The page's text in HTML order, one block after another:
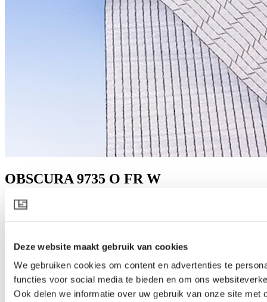
Deze website maakt gebruik van cookies
We gebruiken cookies om content en advertenties te
functies voor social media te bieden en om ons
Ook delen we informatie over uw gebruik van onze site met
OBSCURA 9735 O FR W
Productspecificatie downloaden
OBSCURA 9735 FR W vermindert effectief de emissie van
broeikasgassen 's nachts en is ontworpen om te voldoen aan de
wetgeving van verschillende autoriteiten en het welzijn van buren en
de natuur.